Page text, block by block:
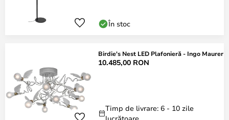
În stoc
Birdie's Nest LED Plafonieră - Ingo Maurer
10.485,00 RON
Timp de livrare: 6 - 10 zile